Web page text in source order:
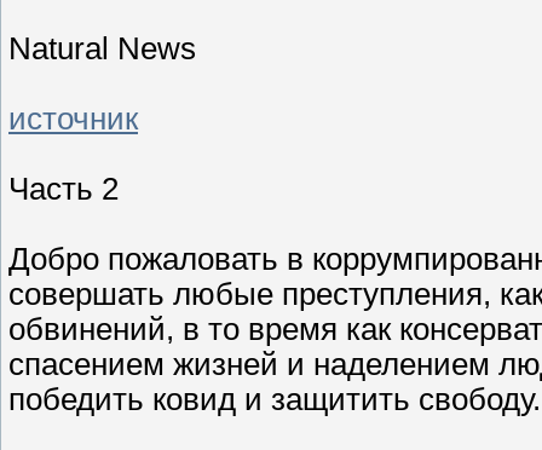
Natural News
источник
Часть 2
Добро пожаловать в
совершать любые преступления,
обвинений, в то время как
спасением жизней и наделением
победить ковид и защитить свободу.